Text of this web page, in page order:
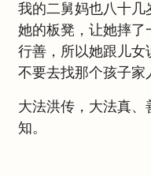
我的二舅妈也八十几
她的板凳，让她摔
行善，所以她跟儿女
不要去找那个孩子家
大法洪传，大法真、
知。